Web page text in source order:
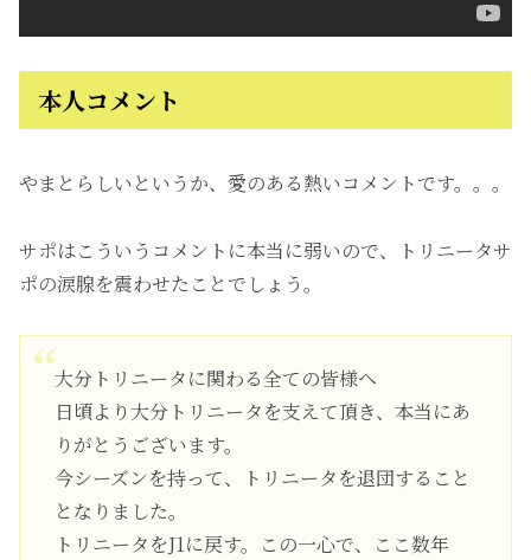
本人コメント
やまとらしいというか、愛のある熱いコメントです。。。
サポはこういうコメントに本当に弱いので、トリニータサ
ポの涙腺を震わせたことでしょう。
大分トリニータに関わる全ての皆様へ
日頃より大分トリニータを支えて頂き、本当にあ
りがとうございます。
今シーズンを持って、トリニータを退団すること
となりました。
トリニータをJ1に戻す。この一心で、ここ数年